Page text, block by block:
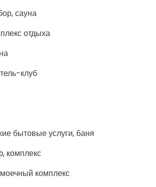
сауна
отдыха
клуб
бытовые услуги, баня
комплекс
комплекс